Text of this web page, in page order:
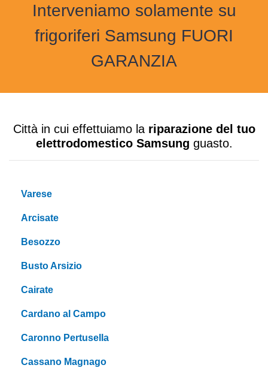
Interveniamo solamente su
frigoriferi Samsung FUORI
GARANZIA
Città in cui effettuiamo la riparazione del tuo
elettrodomestico Samsung guasto.
Varese
Arcisate
Besozzo
Busto Arsizio
Cairate
Cardano al Campo
Caronno Pertusella
Cassano Magnago